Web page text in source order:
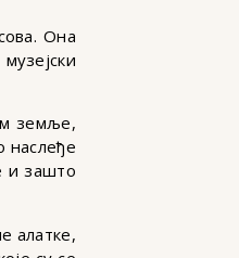
Она
земље,
наслеђе
и зашто
алатке,